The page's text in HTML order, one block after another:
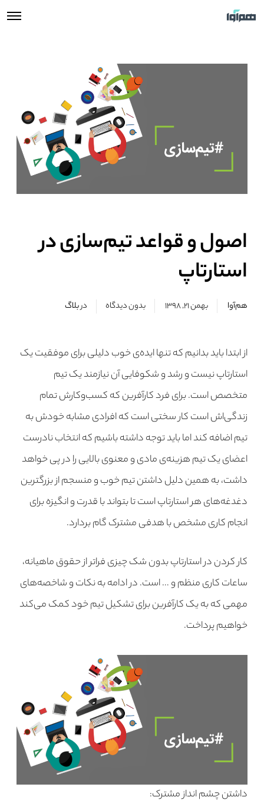
اصول و قواعد تیم‎‌‎سازی در
استارتاپ
هم‌آوا بهمن ۲۱, ۱۳۹۸ بدون دیدگاه دربلاگ
از ابتدا باید بدانیم که تنها ایده‌ی خوب دلیلی برای موفقیت یک
استارتاپ نیست و رشد و شکوفایی آن نیازمند یک تیم
متخصص است. برای فرد کارآفرین که کسب‌وکارش تمام
زندگی‌اش است کار سختی است که افرادی مشابه خودش به
تیم اضافه کند اما باید توجه داشته باشیم که انتخاب نادرست
اعضای یک تیم هزینه‌ی مادی و معنوی بالایی را در پی خواهد
داشت، به همین دلیل داشتن تیم خوب و منسجم از بزرگترین
دغدغه‌های هر استارتاپ‌ است تا بتواند با قدرت و انگیزه برای
انجام کاری مشخص با هدفی مشترک گام بردارد.
کار کردن در استارتاپ بدون شک چیزی فراتر از حقوق ماهیانه،
ساعات کاری منظم و … است. در ادامه به نکات و شاخصه‌های
مهمی که به یک کارآفرین برای تشکیل تیم خود کمک می‌کند
خواهیم پرداخت.
داشتن چشم ­انداز مشترک: